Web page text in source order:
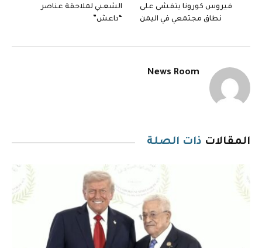
فيروس كورونا يتفشى على
نطاق مجتمعي في اليمن
الشعبي لملاحقة عناصر
“داعش”
News Room
المقالات ذات الصلة